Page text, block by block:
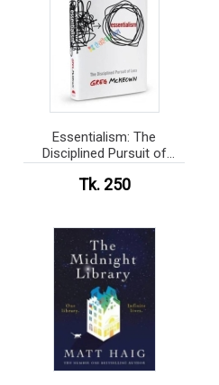
Essentialism: The
Disciplined Pursuit of
Tk. 250